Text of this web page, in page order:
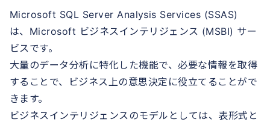
Microsoft SQL Server Analysis Services (SSAS)
は、Microsoft ビジネスインテリジェンス (MSBI) サー
ビスです。
大量のデータ分析に特化した機能で、必要な情報を取得
することで、ビジネス上の意思決定に役立てることがで
きます。
ビジネスインテリジェンスのモデルとしては、表形式と